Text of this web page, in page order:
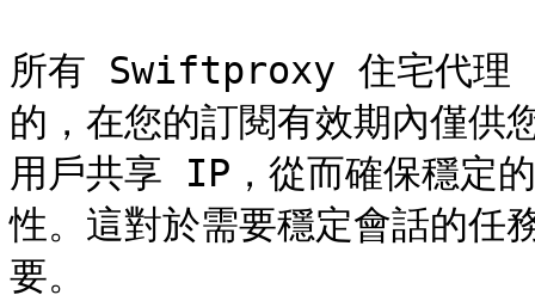
所有 Swiftproxy 住宅代理（
的，在您的訂閱有效期內僅供
用戶共享 IP，從而確保穩定
性。這對於需要穩定會話的任